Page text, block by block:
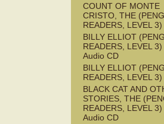
COUNT OF MONTE
CRISTO, THE
READERS, LEVEL
BILLY ELLIOT
READERS, LEVEL
Audio CD
BILLY ELLIOT
READERS, LEVEL
BLACK CAT AND
STORIES, THE
READERS, LEVEL
Audio CD